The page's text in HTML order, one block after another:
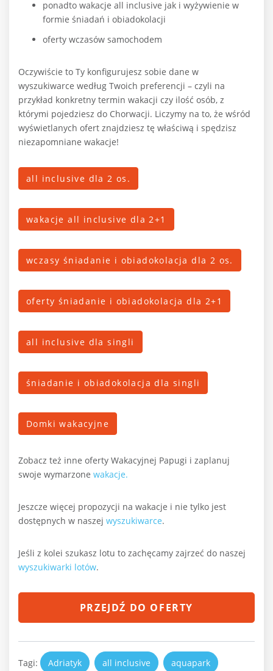
ponadto wakacje all inclusive jak i wyżywienie w
formie śniadań i obiadokolacji
oferty wczasów samochodem
Oczywiście to Ty konfigurujesz sobie dane w
wyszukiwarce według Twoich preferencji – czyli na
przykład konkretny termin wakacji czy ilość osób, z
którymi pojedziesz do Chorwacji. Liczymy na to, że wśród
wyświetlanych ofert znajdziesz tę właściwą i spędzisz
niezapomniane wakacje!
all inclusive dla 2 os.
wakacje all inclusive dla 2+1
wczasy śniadanie i obiadokolacja dla 2 os.
oferty śniadanie i obiadokolacja dla 2+1
all inclusive dla singli
śniadanie i obiadokolacja dla singli
Domki wakacyjne
Zobacz też inne oferty Wakacyjnej Papugi i zaplanuj
swoje wymarzone wakacje.
Jeszcze więcej propozycji na wakacje i nie tylko jest
dostępnych w naszej wyszukiwarce.
Jeśli z kolei szukasz lotu to zachęcamy zajrzeć do naszej
wyszukiwarki lotów.
PRZEJDŹ DO OFERTY
Tagi: Adriatyk all inclusive aquapark